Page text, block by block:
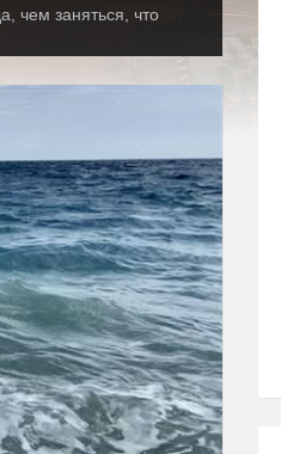
чем заняться, что